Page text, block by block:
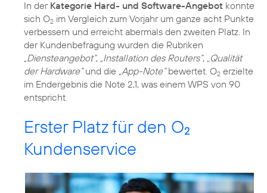
In der Kategorie Hard- und Software-Angebot konnte
sich O2 im Vergleich zum Vorjahr um ganze acht Punkte
verbessern und erreicht abermals den zweiten Platz. In
der Kundenbefragung wurden die Rubriken
„Diensteangebot“, „Installation des Routers“, „Qualität
der Hardware“und die „App-Note“bewertet. O2 erzielte
im Endergebnis die Note 2,1, was einem WPS von 90
entspricht.
Erster Platz für den O2
Kundenservice